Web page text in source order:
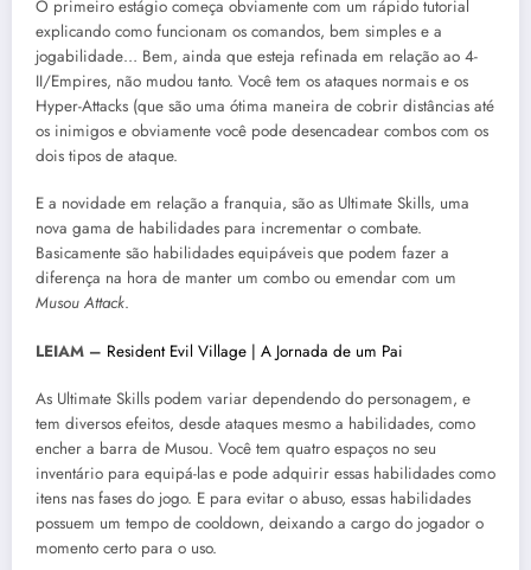
O primeiro estágio começa obviamente com um rápido tutorial
explicando como funcionam os comandos, bem simples e a
jogabilidade… Bem, ainda que esteja refinada em relação ao 4-
II/Empires, não mudou tanto. Você tem os ataques normais e os
Hyper-Attacks (que são uma ótima maneira de cobrir distâncias até
os inimigos e obviamente você pode desencadear combos com os
dois tipos de ataque.
E a novidade em relação a franquia, são as Ultimate Skills, uma
nova gama de habilidades para incrementar o combate.
Basicamente são habilidades equipáveis que podem fazer a
diferença na hora de manter um combo ou emendar com um
Musou Attack.
LEIAM – Resident Evil Village | A Jornada de um Pai
As Ultimate Skills podem variar dependendo do personagem, e
tem diversos efeitos, desde ataques mesmo a habilidades, como
encher a barra de Musou. Você tem quatro espaços no seu
inventário para equipá-las e pode adquirir essas habilidades como
itens nas fases do jogo. E para evitar o abuso, essas habilidades
possuem um tempo de cooldown, deixando a cargo do jogador o
momento certo para o uso.